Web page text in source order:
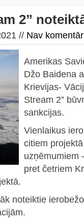
2”
// Nav
Amerikas
Džo Baidena
Krievijas-
Stream 2”
sankcijas.
Vienlaikus
citiem
uzņēmumiem
pret četriem
noteiktie